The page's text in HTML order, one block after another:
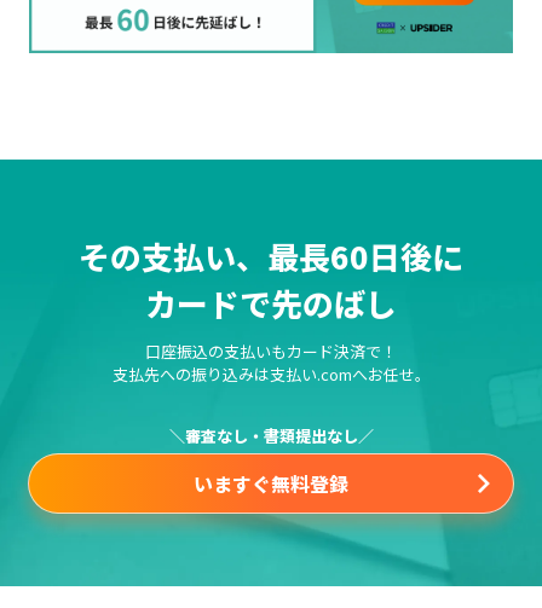
その支払い、最長60日後に
カードで先のばし
口座振込の支払いもカード決済で！
支払先への振り込みは支払い.comへお任せ。
＼審査なし・書類提出なし／
いますぐ無料登録